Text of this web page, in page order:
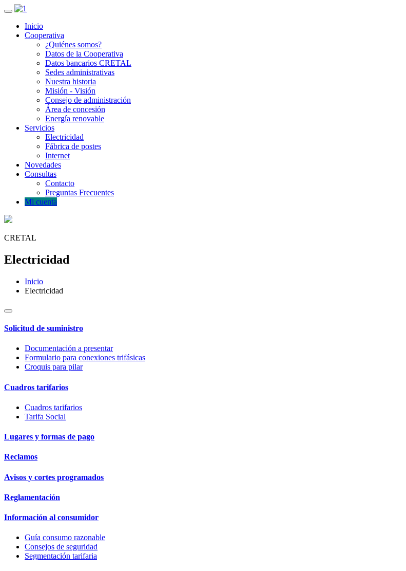
Inicio
Cooperativa
¿Quiénes somos?
Datos de la Cooperativa
Datos bancarios CRETAL
Sedes administrativas
Nuestra historia
Misión - Visión
Consejo de administración
Área de concesión
Energía renovable
Servicios
Electricidad
Fábrica de postes
Internet
Novedades
Consultas
Contacto
Preguntas Frecuentes
Mi cuenta
CRETAL
Electricidad
Inicio
Electricidad
Solicitud de suministro
Documentación a presentar
Formulario para conexiones trifásicas
Croquis para pilar
Cuadros tarifarios
Cuadros tarifarios
Tarifa Social
Lugares y formas de pago
Reclamos
Avisos y cortes programados
Reglamentación
Información al consumidor
Guía consumo razonable
Consejos de seguridad
Segmentación tarifaria